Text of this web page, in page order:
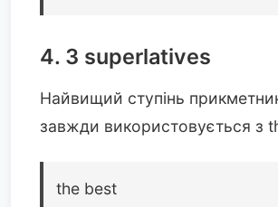
4. З superlatives
Найвищий ступінь
завжди використовується з
the best